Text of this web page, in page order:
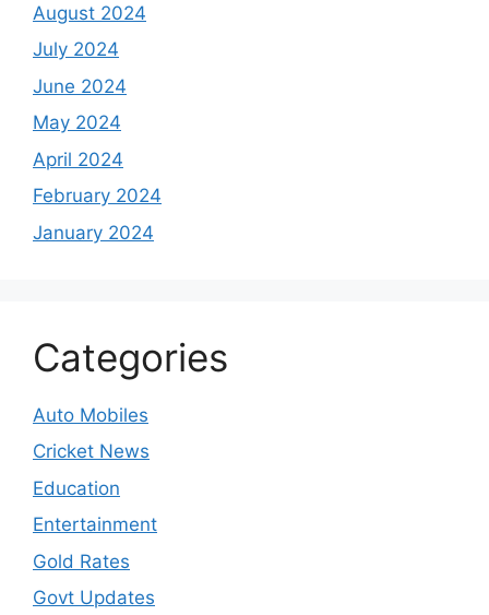
August 2024
July 2024
June 2024
May 2024
April 2024
February 2024
January 2024
Categories
Auto Mobiles
Cricket News
Education
Entertainment
Gold Rates
Govt Updates